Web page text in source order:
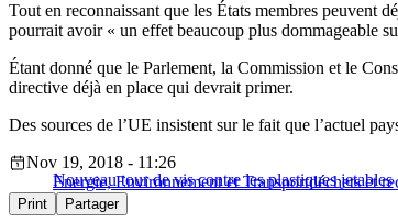
Tout en reconnaissant que les États membres peuvent
pourrait avoir « un effet beaucoup plus dommageable
Étant donné que le Parlement, la Commission et le
directive déjà en place qui devrait primer.
Des sources de l’UE insistent sur le fait que l’actuel
Nouveau tour de vis contre les plastiques jetables
Nov 19, 2018 - 11:26
Energie, Environnement et Transportdéchets et
Print Partager